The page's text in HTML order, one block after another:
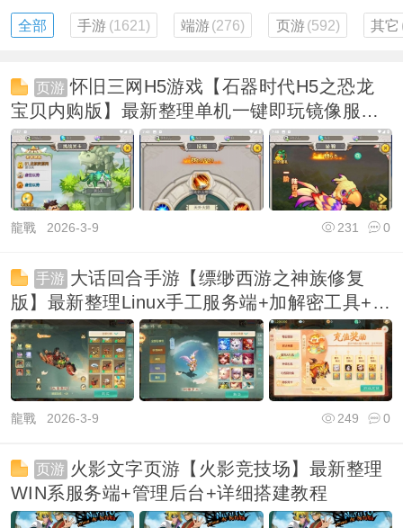
全部 手游 (1621) 端游(276) 页游 (592) 其它
页游 怀旧三网H5游戏【石器时代H5之恐龙
宝贝内购版】最新整理单机一键即玩镜像服务
端+Linux
龍戰2026-3-9 0
231
手游 大话回合手游【缥缈西游之神族修复
版】最新整理Linux手工服务端+加解密工具+管
理后台+
龍戰2026-3-9 0
249
页游 火影文字页游【火影竞技场】最新整理
WIN系服务端+管理后台+详细搭建教程